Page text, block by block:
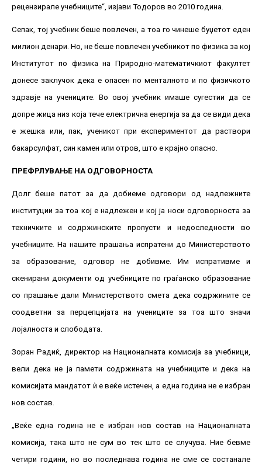
рецензирале учебниците“, изјави Тодоров во 2010 година.
Сепак, тој учебник беше повлечен, а тоа го чинеше буџетот еден
милион денари. Но, не беше повлечен учебникот по физика за кој
Институтот по физика на Природно-математичкиот факултет
донесе заклучок дека е опасен по менталното и по физичкото
здравје на учениците. Во овој учебник имаше сугестии да се
допре жица низ која тече електрична енергија за да се види дека
е жешка или, пак, ученикот при експериментот да раствори
бакарсулфат, син камен или отров, што е крајно опасно.
ПРЕФРЛУВАЊЕ НА ОДГОВОРНОСТА
Долг беше патот за да добиеме одговори од надлежните
институции за тоа кој е надлежен и кој ја носи одговорноста за
техничките и содржинските пропусти и недоследности во
учебниците. На нашите прашања испратени до Министерството
за образование, одговор не добивме. Им испративме и
скенирани документи од учебниците по граѓанско образование
со прашање дали Министерството смета дека содржините се
соодветни за перцепцијата на учениците за тоа што значи
лојалноста и слободата.
Зоран Радиќ, директор на Националната комисија за учебници,
вели дека не ја памети содржината на учебниците и дека на
комисијата мандатот ѝ е веќе истечен, а една година не е избран
нов состав.
„Веќе една година не е избран нов состав на Националната
комисија, така што не сум во тек што се случува. Ние бевме
четири години, но во последнава година не сме се состанале